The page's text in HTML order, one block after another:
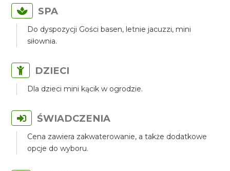
SPA
Do dyspozycji Gości basen, letnie jacuzzi, mini
siłownia.
DZIECI
Dla dzieci mini kącik w ogrodzie.
ŚWIADCZENIA
Cena zawiera zakwaterowanie, a także dodatkowe
opcje do wyboru.